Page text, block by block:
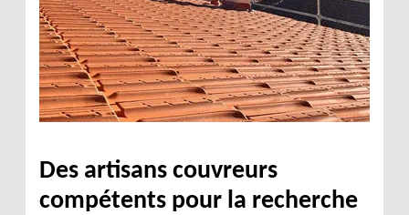
Des artisans couvreurs
compétents pour la recherche